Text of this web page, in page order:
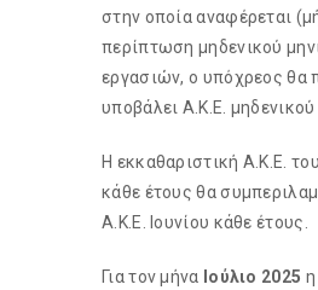
στην οποία αναφέρεται
περίπτωση μηδενικού
εργασιών, ο υπόχρεος θα
υποβάλει Α.Κ.Ε. μηδενικού
Η εκκαθαριστική Α.Κ.Ε.
κάθε έτους θα
Α.Κ.Ε. Ιουνίου κάθε έτους.
Για τον μήνα Ιούλιο 2025